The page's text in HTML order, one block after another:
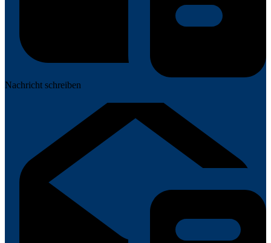
Nachricht schreiben